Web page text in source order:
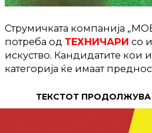
Струмичката компанија
потреба од ТЕХНИЧАРИ со
искуство. Кандидатите кои
категорија ќе имаат
ТЕКСТОТ ПРОДОЛЖУВА